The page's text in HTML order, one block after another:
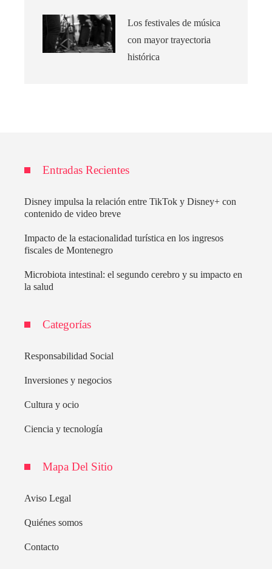
Los festivales de música
con mayor trayectoria
histórica
Entradas Recientes
Disney impulsa la relación entre TikTok y Disney+ con
contenido de video breve
Impacto de la estacionalidad turística en los ingresos
fiscales de Montenegro
Microbiota intestinal: el segundo cerebro y su impacto en
la salud
Categorías
Responsabilidad Social
Inversiones y negocios
Cultura y ocio
Ciencia y tecnología
Mapa Del Sitio
Aviso Legal
Quiénes somos
Contacto